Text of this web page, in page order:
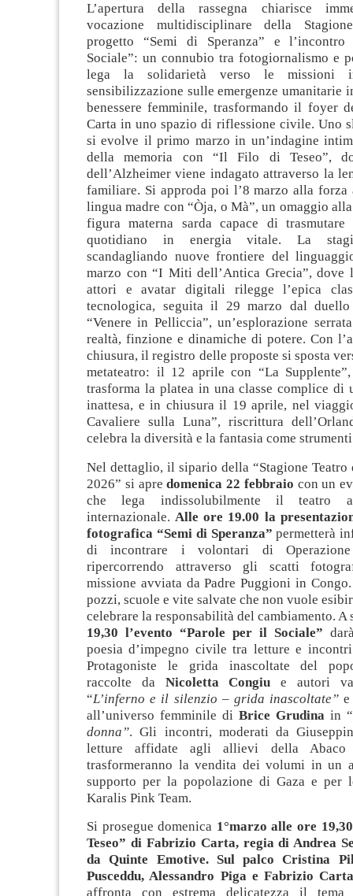
L’apertura della rassegna chiarisce
vocazione multidisciplinare della
progetto “Semi di Speranza” e
Sociale”: un connubio tra fotogiornalismo e
lega la solidarietà verso le missioni
sensibilizzazione sulle emergenze umanitarie
benessere femminile, trasformando il foyer
Carta in uno spazio di riflessione civile. Uno
si evolve il primo marzo in un’indagine
della memoria con “Il Filo di Teseo”,
dell’Alzheimer viene indagato attraverso la
familiare. Si approda poi l’8 marzo alla forza
lingua madre con “Òja, o Mà”, un omaggio
figura materna sarda capace di
quotidiano in energia vitale. La
scandagliando nuove frontiere del
marzo con “I Miti dell’Antica Grecia”, dove
attori e avatar digitali rilegge l’epica
tecnologica, seguita il 29 marzo dal
“Venere in Pelliccia”, un’esplorazione
realtà, finzione e dinamiche di potere. Con
chiusura, il registro delle proposte si sposta
metateatro: il 12 aprile con “La
trasforma la platea in una classe complice di
inattesa, e in chiusura il 19 aprile, nel
Cavaliere sulla Luna”, riscrittura
celebra la diversità e la fantasia come
Nel dettaglio, il sipario della “Stagione Teatro
2026” si apredomenica 22 febbraio con un
che lega indissolubilmente il teatro
internazionale. Alle ore 19.00 la
fotografica “Semi di Speranza” permetterà
di incontrare i volontari di
ripercorrendo attraverso gli scatti
missione avviata da Padre Puggioni in
pozzi, scuole e vite salvate che non vuole
celebrare la responsabilità del cambiamento. A
19,30 l’evento “Parole per il Sociale”
poesia d’impegno civile tra letture e
Protagoniste le grida inascoltate del
raccolte da Nicoletta Congiu e autori
“L’inferno e il silenzio – grida inascoltate”
all’universo femminile di Brice Grudina in “
donna”. Gli incontri, moderati da
letture affidate agli allievi della Abaco
trasformeranno la vendita dei volumi in un
supporto per la popolazione di Gaza e per
Karalis Pink Team.
Si prosegue domenica 1°marzo alle ore
Teseo” di Fabrizio Carta, regia di Andrea
da Quinte Emotive. Sul palco Cristina
Pusceddu, Alessandro Piga e Fabrizio
affronta con estrema delicatezza il tema